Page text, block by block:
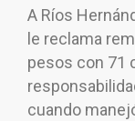
A Ríos
le reclama
pesos con 71
cuando